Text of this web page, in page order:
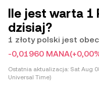
Ile jest warta 1
dzisiaj?
1 złoty polski jest
-0,01960 MANA
Ostatnia aktualizacja: Sat Aug
Universal Time)